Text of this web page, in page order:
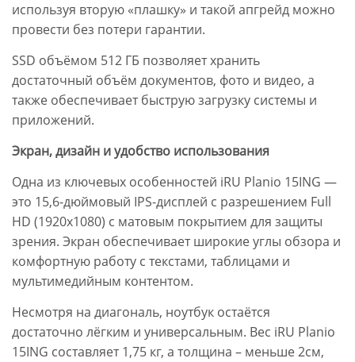
используя вторую «плашку» и такой апгрейд можно
провести без потери гарантии.
SSD объёмом 512 ГБ позволяет хранить
достаточный объём документов, фото и видео, а
также обеспечивает быструю загрузку системы и
приложений.
Экран, дизайн и удобство использования
Одна из ключевых особенностей iRU Planio 15ING —
это 15,6-дюймовый IPS-дисплей с разрешением Full
HD (1920x1080) с матовым покрытием для защиты
зрения. Экран обеспечивает широкие углы обзора и
комфортную работу с текстами, таблицами и
мультимедийным контентом.
Несмотря на диагональ, ноутбук остаётся
достаточно лёгким и универсальным. Вес iRU Planio
15ING составляет 1,75 кг, а толщина – меньше 2см,